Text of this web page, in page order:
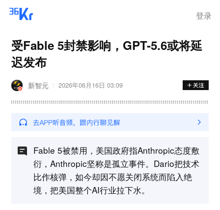
登录
受Fable 5封禁影响，GPT-5.6或将延
迟发布
新智元 2026年06月16日 03:09
Fable 5被禁用，美国政府指Anthropic态度敷
衍，Anthropic坚称是孤立事件。Dario把技术
比作核弹，如今却因不愿关闭系统而陷入绝
境，把美国整个AI行业拉下水。